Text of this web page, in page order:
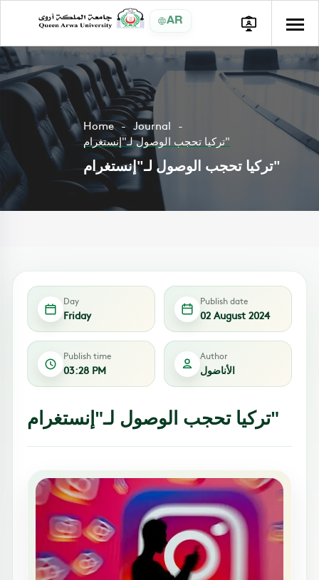
AR
Home
Journal
تركيا تحجب الوصول لـ"إنستغرام"
تركيا تحجب الوصول لـ"إنستغرام"
Day
Friday
Publish date
02 August 2024
Publish time
03:28 PM
Author
الأناضول
تركيا تحجب الوصول لـ"إنستغرام"